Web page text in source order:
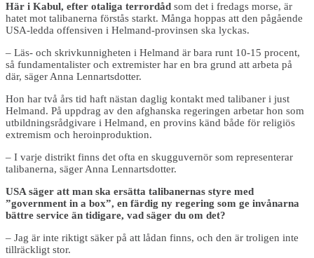
Här i Kabul, efter otaliga terrordåd som det i fredags morse, är
hatet mot talibanerna förstås starkt. Många hoppas att den pågående
USA-ledda offensiven i Helmand-provinsen ska lyckas.
– Läs- och skrivkunnigheten i Helmand är bara runt 10-15 procent,
så fundamentalister och extremister har en bra grund att arbeta på
där, säger Anna Lennartsdotter.
Hon har två års tid haft nästan daglig kontakt med talibaner i just
Helmand. På uppdrag av den afghanska regeringen arbetar hon som
utbildningsrådgivare i Helmand, en provins känd både för religiös
extremism och heroinproduktion.
– I varje distrikt finns det ofta en skugguvernör som representerar
talibanerna, säger Anna Lennartsdotter.
USA säger att man ska ersätta talibanernas styre med
”government in a box”, en färdig ny regering som ge invånarna
bättre service än tidigare, vad säger du om det?
– Jag är inte riktigt säker på att lådan finns, och den är troligen inte
tillräckligt stor.